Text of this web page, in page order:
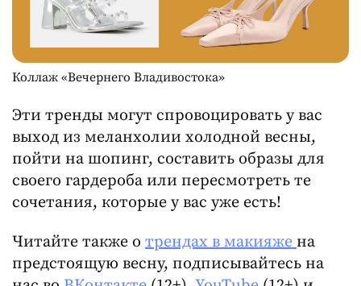
Коллаж «Вечернего Владивостока»
Эти тренды могут спровоцировать у вас
выход из меланхолии холодной весны,
пойти на шопинг, составить образы для
своего гардероба или пересмотреть те
сочетания, которые у вас уже есть!
Читайте также о трендах в макияже на
предстоящую весну, подписывайтесь на